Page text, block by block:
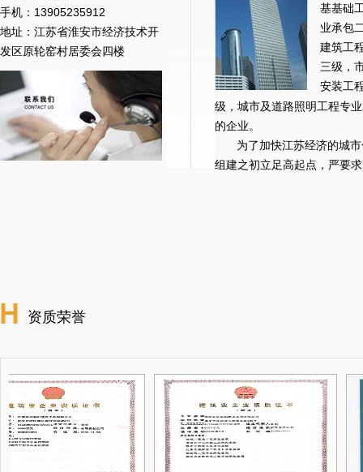
手机：13905235912
地址：江苏省淮安市经济技术开
发区原轮窑村居委会四楼
基基础
业承包
建筑工
三级，
安装工
级，城市及道路照明工程专
的企业。
为了加快江苏经济的城
组建之初立足高起点，严要
资质荣誉